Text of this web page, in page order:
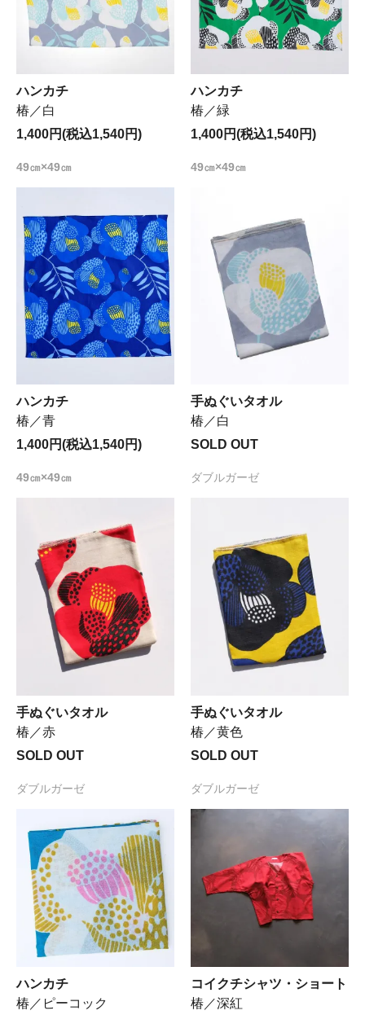
ハンカチ
椿／白
1,400円(税込1,540円)
49㎝×49㎝
ハンカチ
椿／緑
1,400円(税込1,540円)
49㎝×49㎝
ハンカチ
椿／青
1,400円(税込1,540円)
49㎝×49㎝
手ぬぐいタオル
椿／白
SOLD OUT
ダブルガーゼ
手ぬぐいタオル
椿／赤
SOLD OUT
ダブルガーゼ
手ぬぐいタオル
椿／黄色
SOLD OUT
ダブルガーゼ
ハンカチ
椿／ピーコック
コイクチシャツ・ショート
椿／深紅